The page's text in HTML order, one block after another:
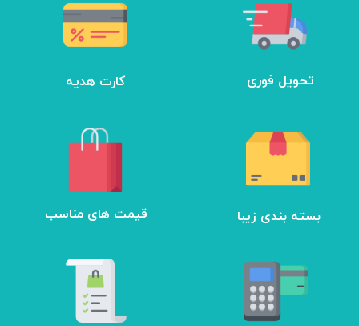
تحویل فوری کارت هدیه
​قیمت های مناسب بسته بندی زیبا